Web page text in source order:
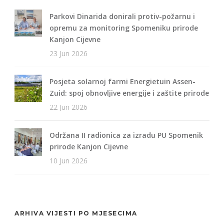
Parkovi Dinarida donirali protiv-požarnu i
opremu za monitoring Spomeniku prirode
Kanjon Cijevne
23 Jun 2026
Posjeta solarnoj farmi Energietuin Assen-
Zuid: spoj obnovljive energije i zaštite prirode
22 Jun 2026
Održana II radionica za izradu PU Spomenik
prirode Kanjon Cijevne
10 Jun 2026
ARHIVA VIJESTI PO MJESECIMA